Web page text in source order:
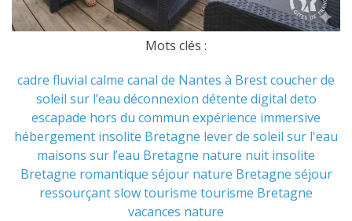
Mots clés :
cadre fluvial calme canal de Nantes à Brestcoucher de
soleil sur l’eau déconnexion détente digital deto
escapade hors du commun expérience immersive
hébergement insolite Bretagne lever de soleil sur l'eau
maisons sur l’eau Bretagne nature nuit insolite
Bretagne romantique séjour nature Bretagne séjour
ressourçantslow tourisme tourisme Bretagne
vacances nature